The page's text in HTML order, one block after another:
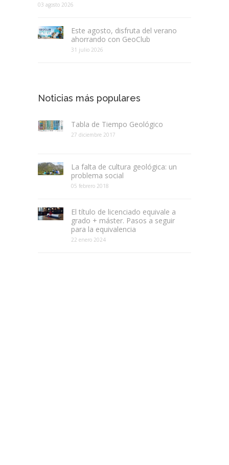
03 agosto 2026
Este agosto, disfruta del verano
ahorrando con GeoClub
31 julio 2026
Noticias más populares
Tabla de Tiempo Geológico
27 diciembre 2017
La falta de cultura geológica: un
problema social
05 febrero 2018
El título de licenciado equivale a
grado + máster. Pasos a seguir
para la equivalencia
22 enero 2024